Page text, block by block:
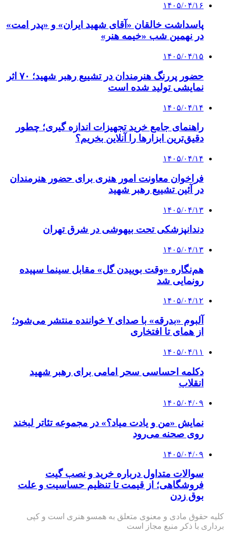
۱۴۰۵/۰۴/۱۶
پاسداشت خالقان «آقای شهید ایران» و «پدر امت»
در نهمین شب «خیمه هنر»
۱۴۰۵/۰۴/۱۵
حضور پررنگ هنرمندان در تشییع رهبر شهید؛ ۷۰ اثر
نمایشی تولید شده است
۱۴۰۵/۰۴/۱۴
راهنمای جامع خرید تجهیزات اندازه گیری؛ چطور
دقیق‌ترین ابزارها را آنلاین بخریم؟
۱۴۰۵/۰۴/۱۴
فراخوان معاونت امور هنری برای حضور هنرمندان
در آئین تشییع رهبر شهید
۱۴۰۵/۰۴/۱۳
دندانپزشکی تحت بیهوشی در شرق تهران
۱۴۰۵/۰۴/۱۳
هم‌نگاره «وقت بوییدن گل» مقابل سینما سپیده
رونمایی شد
۱۴۰۵/۰۴/۱۲
آلبوم «بدرقه» با صدای ۷ خواننده منتشر می‌شود؛
از همای تا افتخاری
۱۴۰۵/۰۴/۱۱
دکلمه‌ احساسی سحر امامی برای رهبر شهید
انقلاب
۱۴۰۵/۰۴/۰۹
نمایش «من و یادت میاد؟» در مجموعه تئاتر لبخند
روی صحنه می‌رود
۱۴۰۵/۰۴/۰۹
سوالات متداول درباره خرید و نصب گیت
فروشگاهی؛ از قیمت تا تنظیم حساسیت و علت
بوق زدن
کلیه حقوق مادی و معنوی متعلق به همسو هنری است و کپی
برداری با ذکر منبع مجاز است